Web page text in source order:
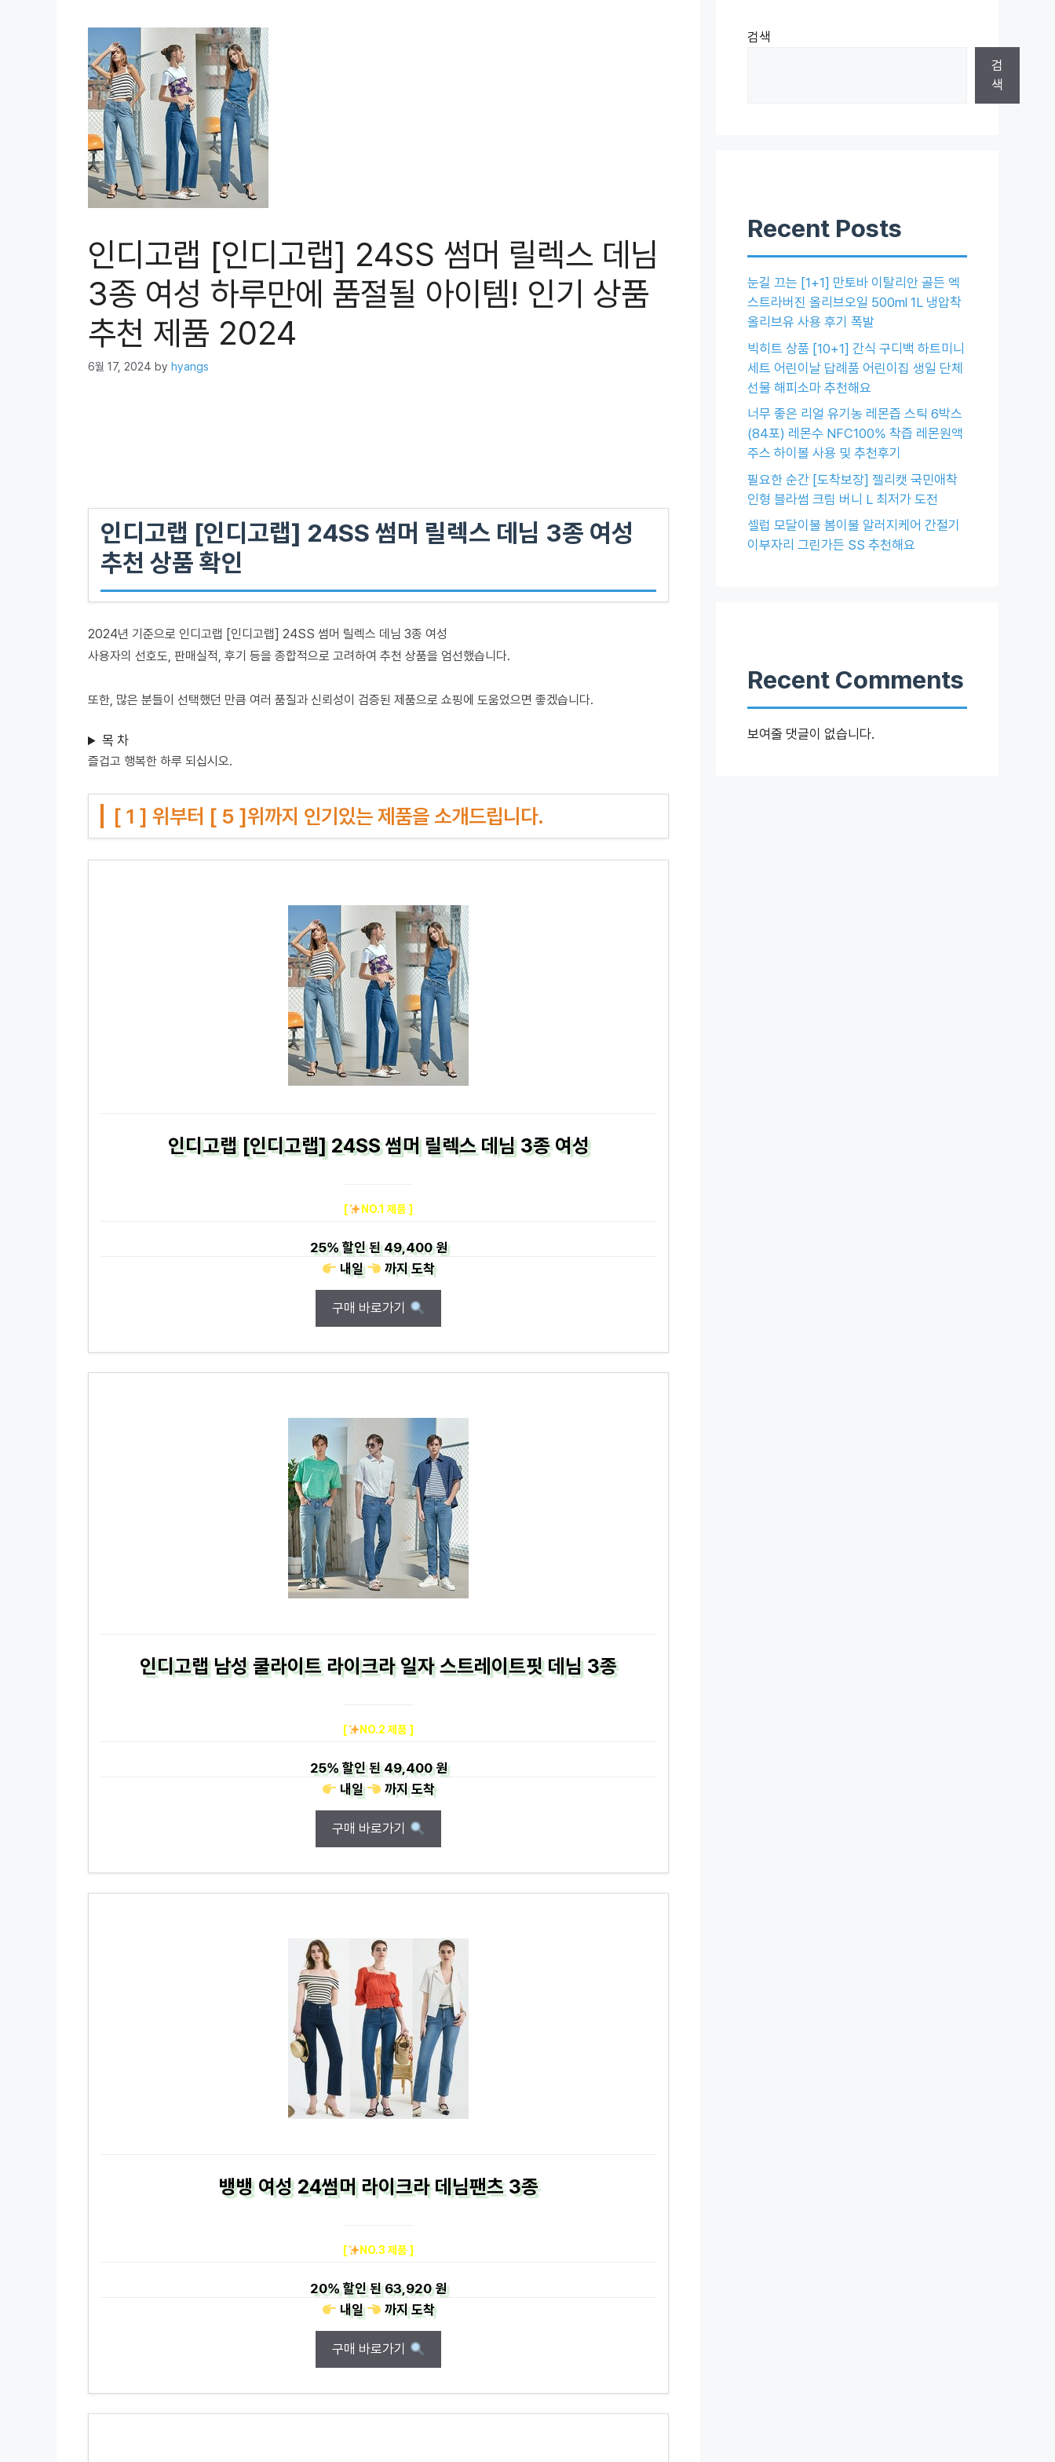
인디고랩 [인디고랩] 24SS 썸머 릴렉스 데님
3종 여성 하루만에 품절될 아이템! 인기 상품
추천 제품 2024
6월 17, 2024 by hyangs
인디고랩 [인디고랩] 24SS 썸머 릴렉스 데님 3종 여성
추천 상품 확인
2024년 기준으로 인디고랩 [인디고랩] 24SS 썸머 릴렉스 데님 3종 여성
사용자의 선호도, 판매실적, 후기 등을 종합적으로 고려하여 추천 상품을 엄선했습니다.
또한, 많은 분들이 선택했던 만큼 여러 품질과 신뢰성이 검증된 제품으로 쇼핑에 도움었으면 좋겠습니다.
목 차
즐겁고 행복한 하루 되십시오.
[ 1 ] 위부터 [ 5 ]위까지 인기있는 제품을 소개드립니다.
인디고랩 [인디고랩] 24SS 썸머 릴렉스 데님 3종 여성
[ NO.1 제품 ]
25%할인 된49,400 원
내일
까지도착
구매 바로가기
인디고랩 남성 쿨라이트 라이크라 일자 스트레이트핏 데님 3종
[ NO.2 제품 ]
25%할인 된49,400 원
내일
까지도착
구매 바로가기
뱅뱅 여성 24썸머 라이크라 데님팬츠 3종
[ NO.3 제품 ]
20%할인 된63,920 원
내일
까지도착
구매 바로가기
검색
검
색
Recent Posts
눈길 끄는 [1+1] 만토바 이탈리안 골든 엑
스트라버진 올리브오일 500ml 1L 냉압착
올리브유 사용 후기 폭발
빅히트 상품 [10+1] 간식 구디백 하트미니
세트 어린이날 답례품 어린이집 생일 단체
선물 해피소마 추천해요
너무 좋은 리얼 유기농 레몬즙 스틱 6박스
(84포) 레몬수 NFC100% 착즙 레몬원액
주스 하이볼 사용 및 추천후기
필요한 순간 [도착보장] 젤리캣 국민애착
인형 블라썸 크림 버니 L 최저가 도전
셀럽 모달이불 봄이불 알러지케어 간절기
이부자리 그린가든 SS 추천해요
Recent Comments
보여줄 댓글이 없습니다.